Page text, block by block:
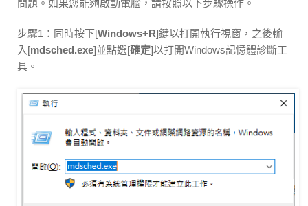
問題。如果您能夠啟動電腦，請按照以下步驟操作。
步驟1：同時按下[Windows+R]鍵以打開執行視窗，之後輸
入[mdsched.exe]並點選[確定]以打開Windows記憶體診斷工
具。